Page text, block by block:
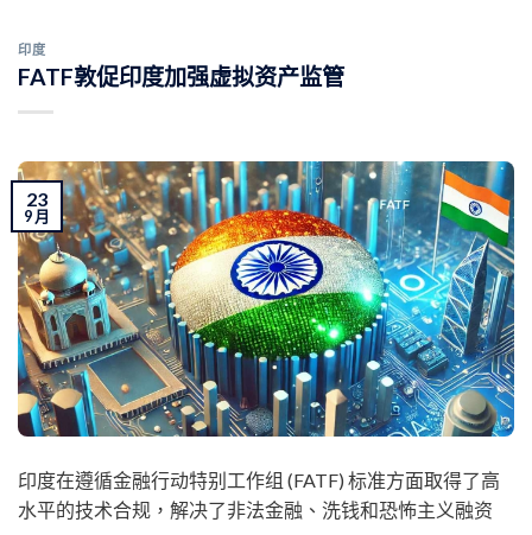
印度
FATF敦促印度加强虚拟资产监管
23
9 月
印度在遵循金融行动特别工作组 (FATF) 标准方面取得了高
水平的技术合规，解决了非法金融、洗钱和恐怖主义融资